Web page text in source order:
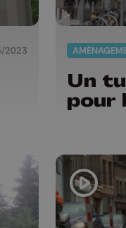
2023
Un
pour